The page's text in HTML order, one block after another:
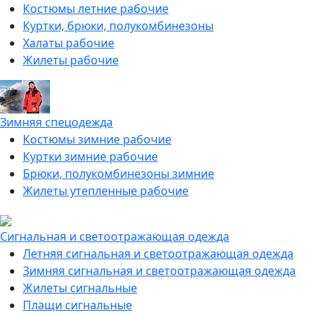
Костюмы летние рабочие
Куртки, брюки, полукомбинезоны
Халаты рабочие
Жилеты рабочие
Зимняя спецодежда
Костюмы зимние рабочие
Куртки зимние рабочие
Брюки, полукомбинезоны зимние
Жилеты утепленные рабочие
Сигнальная и светоотражающая одежда
Летняя сигнальная и светоотражающая одежда
Зимняя сигнальная и светоотражающая одежда
Жилеты сигнальные
Плащи сигнальные